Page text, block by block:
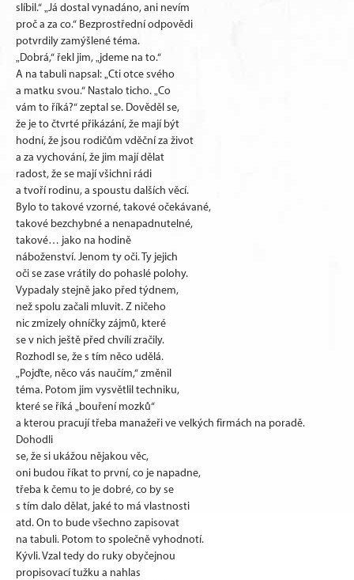
slíbil.“ „Já dostal vynadáno, ani nevím
proč a za co.“ Bezprostřední odpovědi
potvrdily zamýšlené téma.
„Dobrá,“ řekl jim, „jdeme na to.“
A na tabuli napsal: „Cti otce svého
a matku svou.“ Nastalo ticho. „Co
vám to říká?“ zeptal se. Dověděl se,
že je to čtvrté přikázání, že mají být
hodní, že jsou rodičům vděční za život
a za vychování, že jim mají dělat
radost, že se mají všichni rádi
a tvoří rodinu, a spoustu dalších věcí.
Bylo to takové vzorné, takové očekávané,
takové bezchybné a nenapadnutelné,
takové… jako na hodině
náboženství. Jenom ty oči. Ty jejich
oči se zase vrátily do pohaslé polohy.
Vypadaly stejně jako před týdnem,
než spolu začali mluvit. Z ničeho
nic zmizely ohníčky zájmů, které
se v nich ještě před chvílí zračily.
Rozhodl se, že s tím něco udělá.
„Pojďte, něco vás naučím,“ změnil
téma. Potom jim vysvětlil techniku,
které se říká „bouření mozků“
a kterou pracují třeba manažeři ve velkých firmách na poradě.
Dohodli
se, že si ukážou nějakou věc,
oni budou říkat to první, co je napadne,
třeba k čemu to je dobré, co by se
s tím dalo dělat, jaké to má vlastnosti
atd. On to bude všechno zapisovat
na tabuli. Potom to společně vyhodnotí.
Kývli. Vzal tedy do ruky obyčejnou
propisovací tužku a nahlas